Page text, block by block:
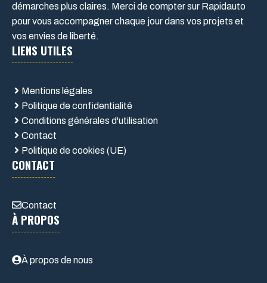
démarches plus claires. Merci de compter sur Rapidauto
pour vous accompagner chaque jour dans vos projets et
vos envies de liberté.
LIENS UTILES
Mentions légales
Politique de confidentialité
Conditions générales d'utilisation
Contact
Politique de cookies (UE)
CONTACT
Contact
À PROPOS
À propos de nous